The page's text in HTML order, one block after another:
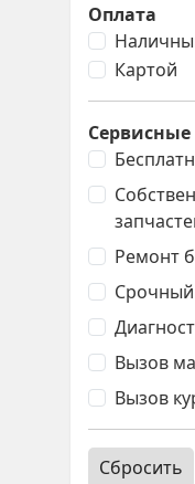
Оплата
Картой
Ремонт
Вызов
Вызов
Сбросить